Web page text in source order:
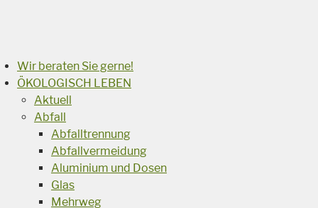
Wir beraten Sie gerne!
ÖKOLOGISCH LEBEN
Aktuell
Abfall
Abfalltrennung
Abfallvermeidung
Aluminium und Dosen
Glas
Mehrweg